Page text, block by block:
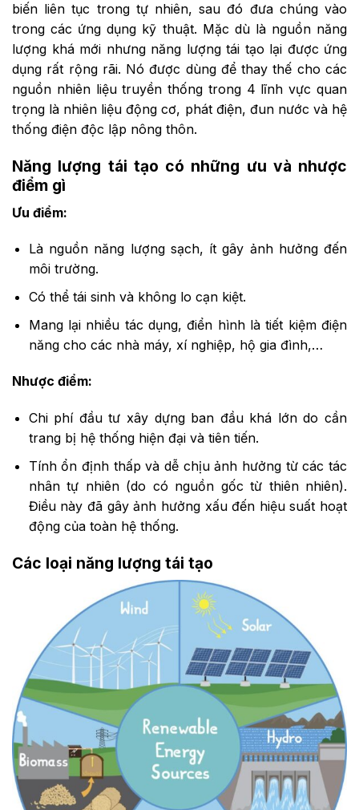
biến liên tục trong tự nhiên, sau đó đưa chúng vào
trong các ứng dụng kỹ thuật. Mặc dù là nguồn năng
lượng khá mới nhưng năng lượng tái tạo lại được ứng
dụng rất rộng rãi. Nó được dùng để thay thế cho các
nguồn nhiên liệu truyền thống trong 4 lĩnh vực quan
trọng là nhiên liệu động cơ, phát điện, đun nước và hệ
thống điện độc lập nông thôn.
Năng lượng tái tạo có những ưu và nhược
điểm gì
Ưu điểm:
Là nguồn năng lượng sạch, ít gây ảnh hưởng đến
môi trường.
Có thể tái sinh và không lo cạn kiệt.
Mang lại nhiều tác dụng, điển hình là tiết kiệm điện
năng cho các nhà máy, xí nghiệp, hộ gia đình,…
Nhược điểm:
Chi phí đầu tư xây dựng ban đầu khá lớn do cần
trang bị hệ thống hiện đại và tiên tiến.
Tính ổn định thấp và dễ chịu ảnh hưởng từ các tác
nhân tự nhiên (do có nguồn gốc từ thiên nhiên).
Điều này đã gây ảnh hưởng xấu đến hiệu suất hoạt
động của toàn hệ thống.
Các loại năng lượng tái tạo